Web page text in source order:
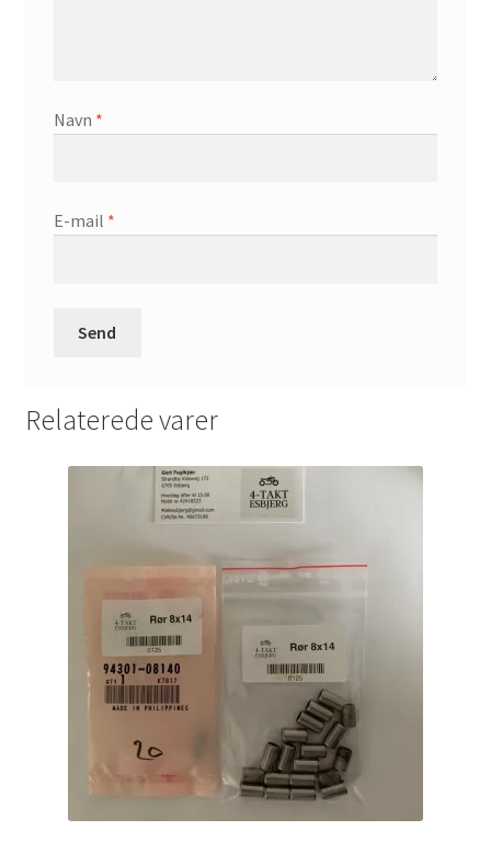
Navn *
E-mail *
Relaterede varer